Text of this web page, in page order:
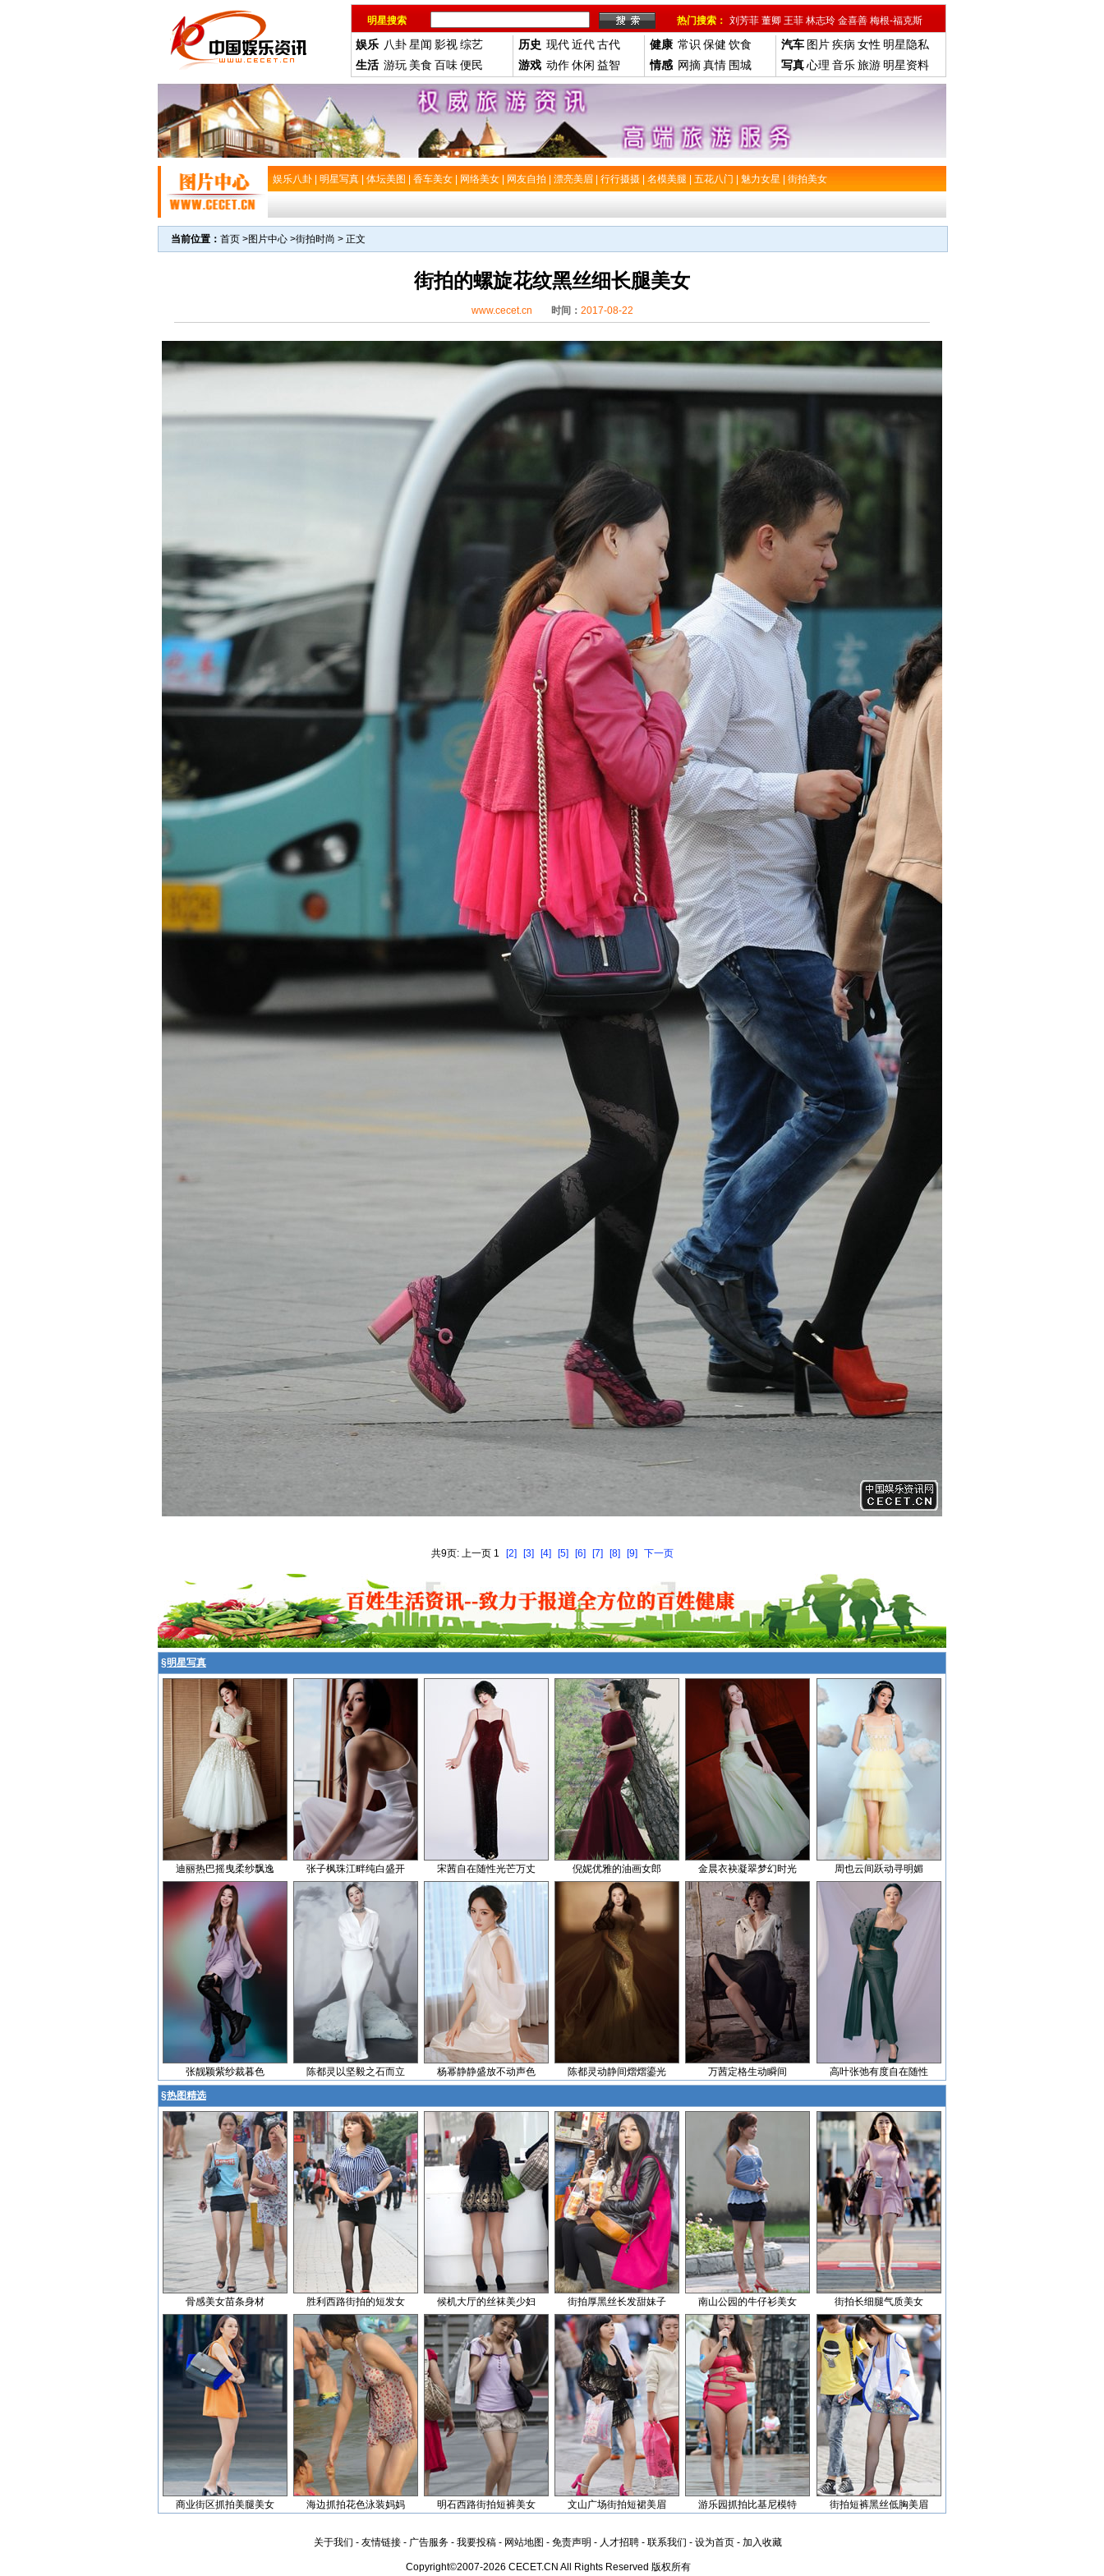
明星搜索 热门搜索： 刘芳菲 董卿 王菲 林志玲 金喜善 梅根-福克斯
娱乐 八卦星闻 影视综艺
生活 游玩 美食 百味便民
历史 现代近代古代
游戏 动作休闲 益智
健康 常识 保健 饮食
情感 网摘真情 围城
汽车 图片疾病 女性 明星隐私
写真心理 音乐旅游 明星资料
娱乐八卦 明星写真 体坛美图 香车美女 网络美女 网友自拍 漂亮美眉 行行摄摄 名模美腿 五花八门 魅力女星 街拍美女
当前位置： 首页 >图片中心 >街拍时尚 > 正文
街拍的螺旋花纹黑丝细长腿美女
www.cecet.cn 时间： 2017-08-22
共9页: 上一页 1 [2] [3] [4] [5] [6] [7] [8] [9] 下一页
§明星写真
迪丽热巴摇曳柔纱飘逸 张子枫珠江畔纯白盛开 宋茜自在随性光芒万丈 倪妮优雅的油画女郎 金晨衣袂凝翠梦幻时光 周也云间跃动寻明媚
张靓颖紫纱裁暮色 陈都灵以坚毅之石而立 杨幂静静盛放不动声色 陈都灵动静间熠熠鎏光 万茜定格生动瞬间 高叶张弛有度自在随性
§热图精选
骨感美女苗条身材 胜利西路街拍的短发女 候机大厅的丝袜美少妇 街拍厚黑丝长发甜妹子 南山公园的牛仔衫美女 街拍长细腿气质美女
商业街区抓拍美腿美女 海边抓拍花色泳装妈妈 明石西路街拍短裤美女 文山广场街拍短裙美眉 游乐园抓拍比基尼模特 街拍短裤黑丝低胸美眉
关于我们 - 友情链接 - 广告服务 - 我要投稿 - 网站地图 - 免责声明 - 人才招聘 - 联系我们 - 设为首页 - 加入收藏
Copyright©2007-2026 CECET.CN All Rights Reserved 版权所有